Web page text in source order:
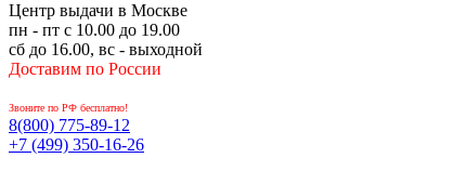
Центр выдачи в Москве
пн - пт с 10.00 до 19.00
сб до 16.00, вс - выходной
Доставим по России
Звоните по РФ бесплатно!
8(800) 775-89-12
+7 (499) 350-16-26